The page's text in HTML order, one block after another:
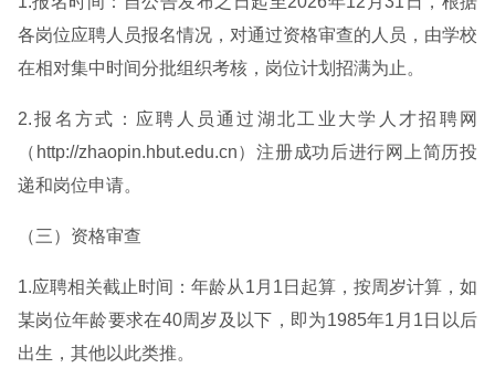
各岗位应聘人员报名情况，对通过资格审查的人员，由学校
在相对集中时间分批组织考核，岗位计划招满为止。
2.报名方式：应聘人员通过湖北工业大学人才招聘网
（http://zhaopin.hbut.edu.cn）注册成功后进行网上简历投
递和岗位申请。
（三）资格审查
1.应聘相关截止时间：年龄从1月1日起算，按周岁计算，如
某岗位年龄要求在40周岁及以下，即为1985年1月1日以后
出生，其他以此类推。